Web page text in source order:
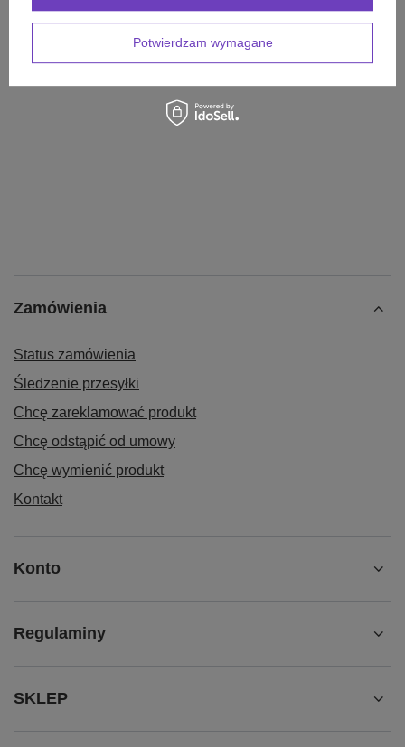
Zadaj pytanie a my odpowiemy niezwłocznie,
najciekawsze pytania i odpowiedzi publikując
Zamówienia
Status zamówienia
Śledzenie przesyłki
Chcę zareklamować produkt
Chcę odstąpić od umowy
Chcę wymienić produkt
Kontakt
Konto
Regulaminy
SKLEP
Potwierdzam wymagane